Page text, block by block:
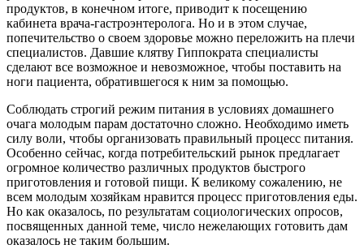
продуктов, в конечном итоге, приводит к посещению
кабинета врача-гастроэнтеролога. Но и в этом случае,
попечительство о своем здоровье можно переложить на плечи
специалистов. Давшие клятву Гиппократа специалисты
сделают все возможное и невозможное, чтобы поставить на
ноги пациента, обратившегося к ним за помощью.
Соблюдать строгий режим питания в условиях домашнего
очага молодым парам достаточно сложно. Необходимо иметь
силу воли, чтобы организовать правильный процесс питания.
Особенно сейчас, когда потребительский рынок предлагает
огромное количество различных продуктов быстрого
приготовления и готовой пищи. К великому сожалению, не
всем молодым хозяйкам нравится процесс приготовления еды.
Но как оказалось, по результатам социологических опросов,
посвященных данной теме, число нежелающих готовить дам
оказалось не таким большим.